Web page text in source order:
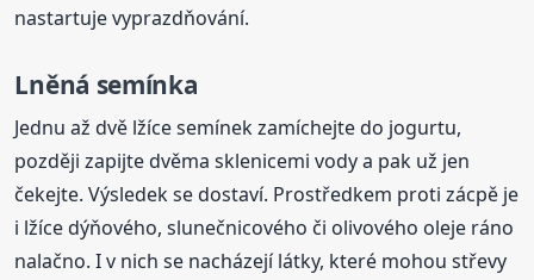
nastartuje vyprazdňování.
Lněná semínka
Jednu až dvě lžíce semínek zamíchejte do jogurtu,
později zapijte dvěma sklenicemi vody a pak už jen
čekejte. Výsledek se dostaví. Prostředkem proti zácpě je
i lžíce dýňového, slunečnicového či olivového oleje ráno
nalačno. I v nich se nacházejí látky, které mohou střevy